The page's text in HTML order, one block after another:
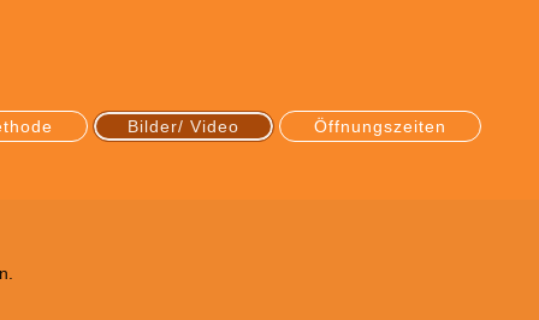
Bilder/ Video Öffnungszeiten